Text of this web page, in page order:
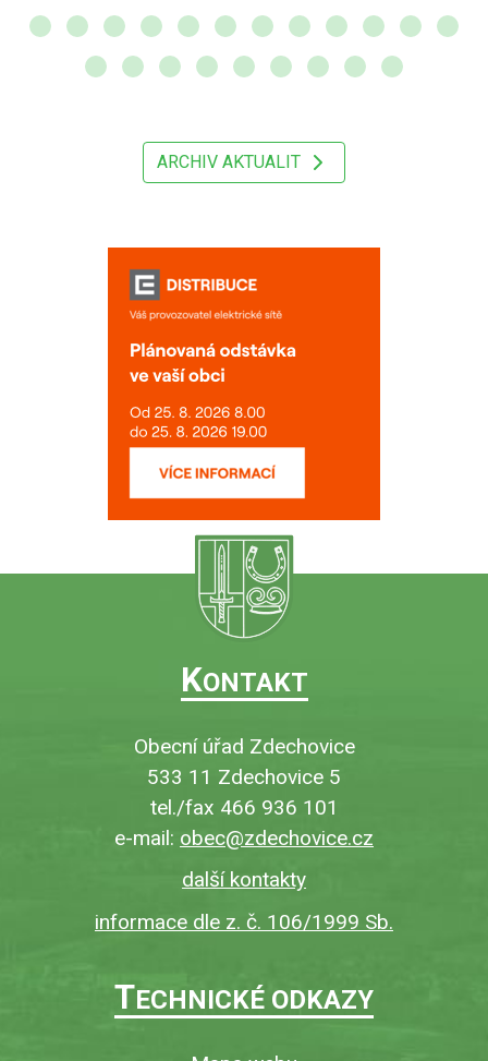
ARCHIV AKTUALIT
KONTAKT
Obecní úřad Zdechovice
533 11 Zdechovice 5
tel./fax 466 936 101
e-mail: obec@zdechovice.cz
další kontakty
informace dle z. č. 106/1999 Sb.
TECHNICKÉ ODKAZY